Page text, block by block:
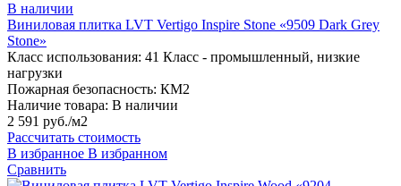
В наличии
Виниловая плитка LVT Vertigo Inspire Stone «9509 Dark Grey
Stone»
Класс использования: 41 Класс - промышленный, низкие
нагрузки
Пожарная безопасность: КМ2
Наличие товара: В наличии
2 591 руб./м2
Рассчитать стоимость
В избранное В избранном
Сравнить